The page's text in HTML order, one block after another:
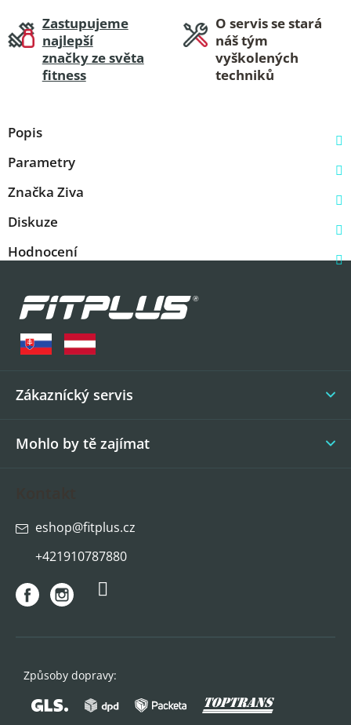
Zastupujeme
najlepší
značky ze světa
fitness
O servis se stará
náš tým
vyškolených
techniků
Popis
Parametry
Značka Ziva
Diskuze
Hodnocení
Zákaznícký servis
Mohlo by tě zajímat
eshop@fitplus.cz
+421910787880
Způsoby dopravy: